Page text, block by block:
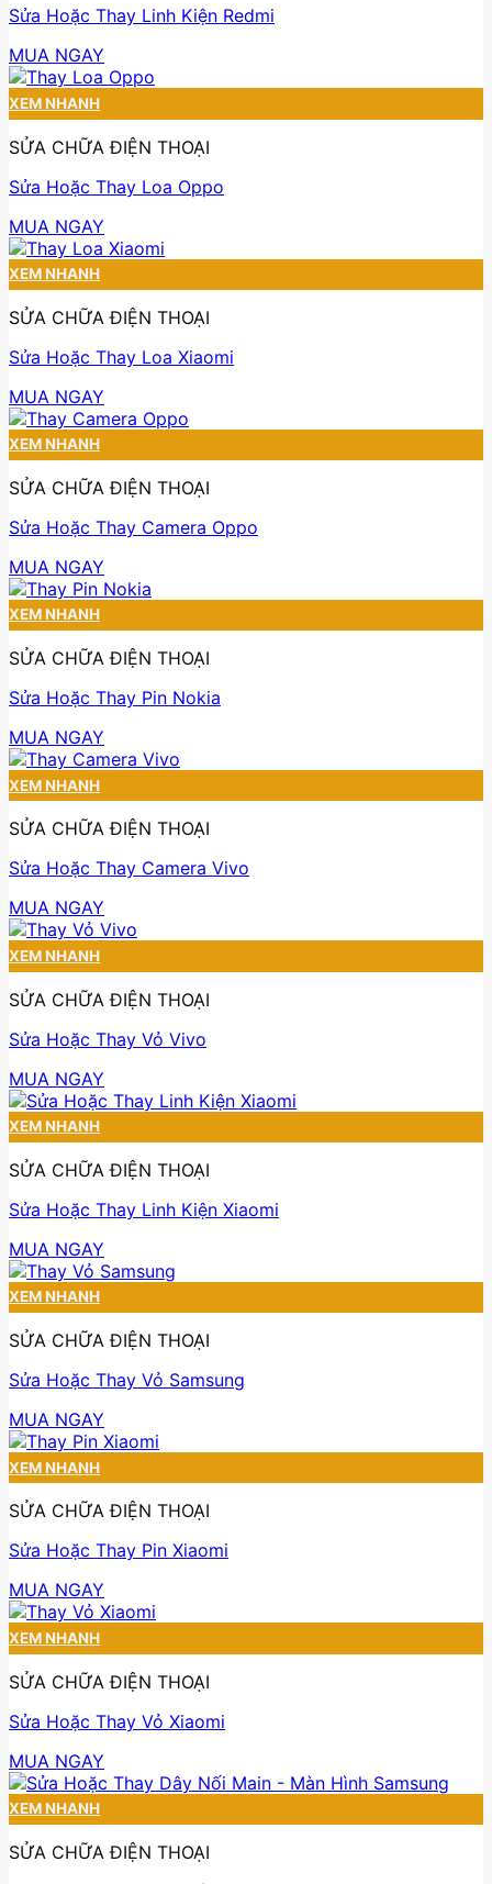
Sửa Hoặc Thay Linh Kiện Redmi
MUA NGAY
XEM NHANH
SỬA CHỮA ĐIỆN THOẠI
Sửa Hoặc Thay Loa Oppo
MUA NGAY
XEM NHANH
SỬA CHỮA ĐIỆN THOẠI
Sửa Hoặc Thay Loa Xiaomi
MUA NGAY
XEM NHANH
SỬA CHỮA ĐIỆN THOẠI
Sửa Hoặc Thay Camera Oppo
MUA NGAY
XEM NHANH
SỬA CHỮA ĐIỆN THOẠI
Sửa Hoặc Thay Pin Nokia
MUA NGAY
XEM NHANH
SỬA CHỮA ĐIỆN THOẠI
Sửa Hoặc Thay Camera Vivo
MUA NGAY
XEM NHANH
SỬA CHỮA ĐIỆN THOẠI
Sửa Hoặc Thay Vỏ Vivo
MUA NGAY
XEM NHANH
SỬA CHỮA ĐIỆN THOẠI
Sửa Hoặc Thay Linh Kiện Xiaomi
MUA NGAY
XEM NHANH
SỬA CHỮA ĐIỆN THOẠI
Sửa Hoặc Thay Vỏ Samsung
MUA NGAY
XEM NHANH
SỬA CHỮA ĐIỆN THOẠI
Sửa Hoặc Thay Pin Xiaomi
MUA NGAY
XEM NHANH
SỬA CHỮA ĐIỆN THOẠI
Sửa Hoặc Thay Vỏ Xiaomi
MUA NGAY
XEM NHANH
SỬA CHỮA ĐIỆN THOẠI